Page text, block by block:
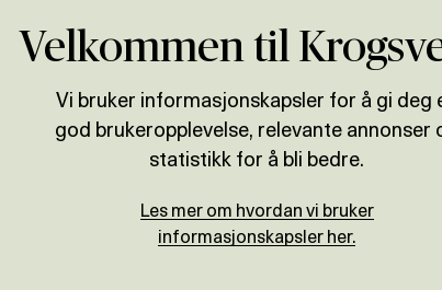
SAGENE
Flott og
Velkommen til
Vi bruker informasjonskapsler for å gi deg
god brukeropplevelse, relevante annonser
statistikk for å bli bedre.
Les mer om hvordan vi bruker
informasjonskapsler her.